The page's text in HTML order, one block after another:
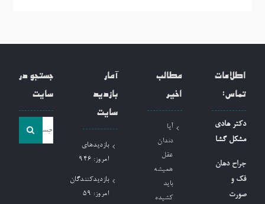
اطلاعات
تماس:
دکتر هادی
مشکل گشا
جراح دهان
فک و
صورت
مطالب
اخیر
آیا
دندان
عقل
همیشه
باید
کشیده
آمار
بازدید
سایت
بازدیدهای
امروز: 946
بازدیدکنندگان
امروز: 59
جستجو در
سایت